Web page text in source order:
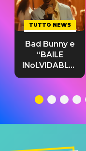
TUTTO NEWS
Bad Bunny e
“BAILE
INoLVIDABLE”:
testo,
significato